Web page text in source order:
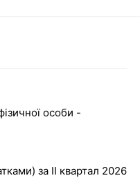
особи -
за II квартал 2026